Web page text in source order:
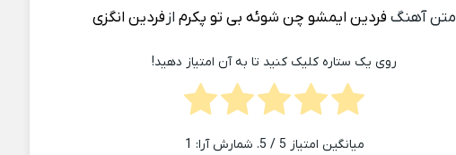
متن آهنگ فردین ایمشو چن شوئه بی تو پکرمازفردین انگزی
روی یک ستاره کلیک کنید تا به آن امتیاز دهید!
میانگین امتیاز 5 / 5. شمارش آرا: 1